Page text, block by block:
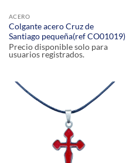
ACERO
Colgante acero Cruz de
Santiago pequeña(ref CO01019)
Precio disponible solo para
usuarios registrados.